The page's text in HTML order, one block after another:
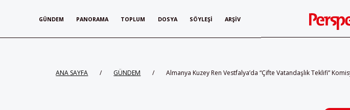
GÜNDEM PANORAMA TOPLUM DOSYA SÖYLEŞI ARŞIV
ANA SAYFA / GÜNDEM / Almanya Kuzey Ren Vestfalya’da “Çifte Vatandaşlık Teklifi”